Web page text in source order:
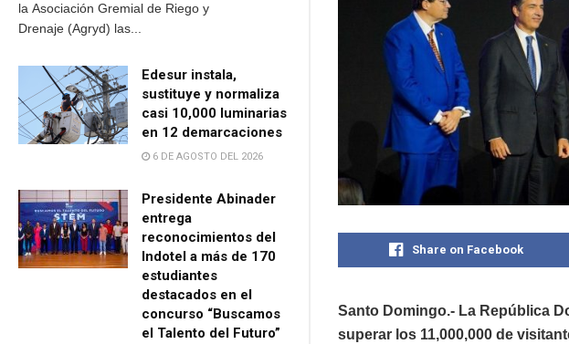
la Asociación Gremial de Riego y
Drenaje (Agryd) las...
Edesur instala,
sustituye y normaliza
casi 10,000 luminarias
en 12 demarcaciones
6 DE AGOSTO DEL 2026
Presidente Abinader
entrega
reconocimientos del
Indotel a más de 170
estudiantes
destacados en el
concurso “Buscamos
el Talento del Futuro”
Share on Facebook
Santo Domingo.- La República
superar los 11,000,000 de